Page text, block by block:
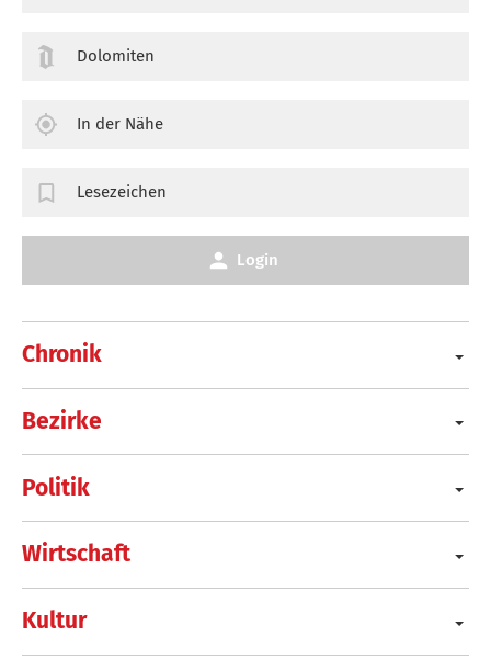
Chronik
Bezirke
Politik
Wirtschaft
Kultur
Dolomiten
In der Nähe
Lesezeichen
Login